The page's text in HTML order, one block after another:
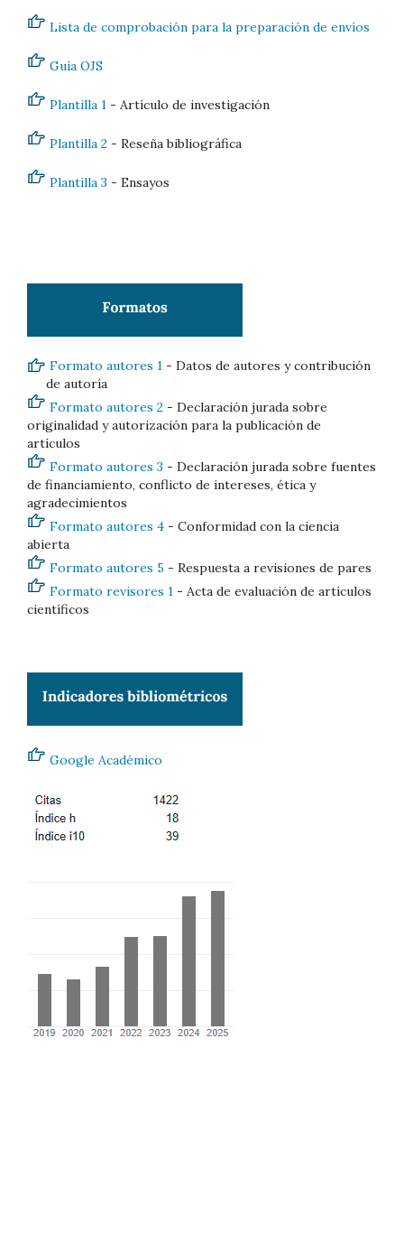
Lista de comprobación para la preparación de envíos
Guía OJS
Plantilla 1 - Artículo de investigación
Plantilla 2 - Reseña bibliográfica
Plantilla 3 - Ensayos
Formato autores 1 - Datos de autores y contribución
de autoría
Formato autores 2 - Declaración jurada sobre
originalidad y autorización para la publicación de
artículos
Formato autores 3 - Declaración jurada sobre fuentes
de financiamiento, conflicto de intereses, ética y
agradecimientos
Formato autores 4 - Conformidad con la ciencia
abierta
Formato autores 5 - Respuesta a revisiones de pares
Formato revisores 1 - Acta de evaluación de artículos
científicos
Google Académico